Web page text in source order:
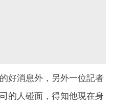
好消息外，另外一位記者
的人碰面，得知他現在身